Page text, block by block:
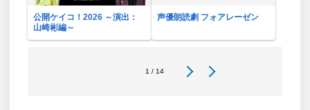
公開ケイコ！2026 ～演出：
山崎彬編～
声優朗読劇 フォアレーゼン
1 / 14